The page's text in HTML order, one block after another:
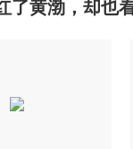
了黄渤，却也